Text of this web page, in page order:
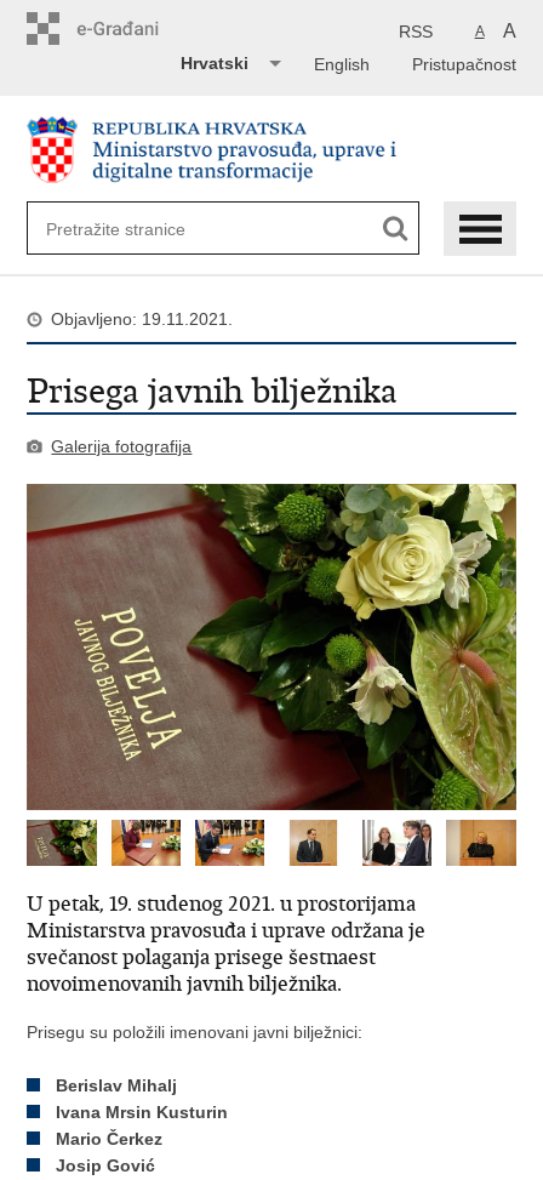
A A
RSS
Pristupačnost
English
Hrvatski
Objavljeno: 19.11.2021.
Prisega javnih bilježnika
Galerija fotografija
U petak, 19. studenog 2021. u prostorijama
Ministarstva pravosuđa i uprave održana je
svečanost polaganja prisege šestnaest
novoimenovanih javnih bilježnika.
Prisegu su položili imenovani javni bilježnici:
Berislav Mihalj
Ivana Mrsin Kusturin
Mario Čerkez
Josip Gović